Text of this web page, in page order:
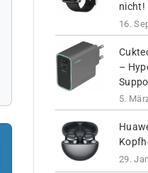
nicht!
16.
–
5.
29.